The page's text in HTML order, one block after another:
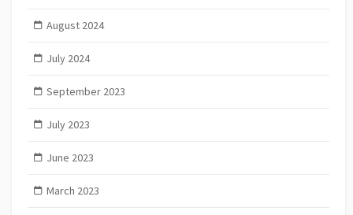
August 2024
July 2024
September 2023
July 2023
June 2023
March 2023